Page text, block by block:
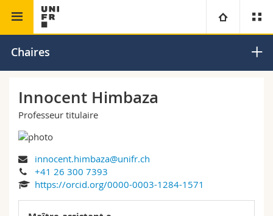
Université
Campus
Université
Théologie
Sciences économiques et sociales et management
Vous êtes
Etudiants
Annuaire du personnel
Ancien Testament
Chaires
Innocent Himbaza
Professeur titulaire
innocent.himbaza@unifr.ch
+41 26 300 7393
https://orcid.org/0000-0003-1284-1571